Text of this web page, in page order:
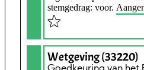
stemgedrag: voor.
Wetgeving (33220)